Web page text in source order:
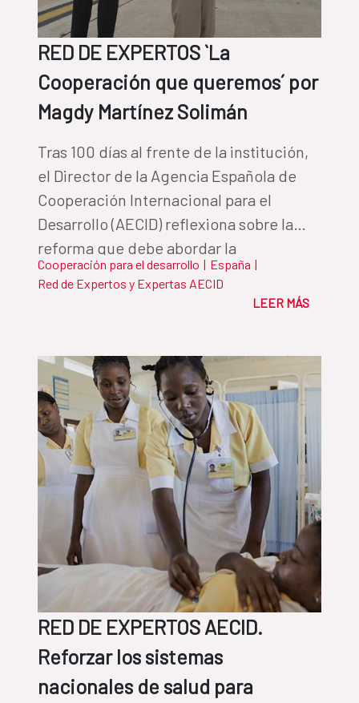
RED DE EXPERTOS `La
Cooperación que queremos´ por
Magdy Martínez Solimán
Tras 100 días al frente de la institución,
el Director de la Agencia Española de
Cooperación Internacional para el
Desarrollo (AECID) reflexiona sobre la
reforma que debe abordar la
Cooperación Española, y la Agencia
como su organismo de referencia.
mandato
Cooperación para el desarrollo | España |
Red de Expertos y Expertas AECID
LEER MÁS
RED DE EXPERTOS AECID.
Reforzar los sistemas
nacionales de salud para